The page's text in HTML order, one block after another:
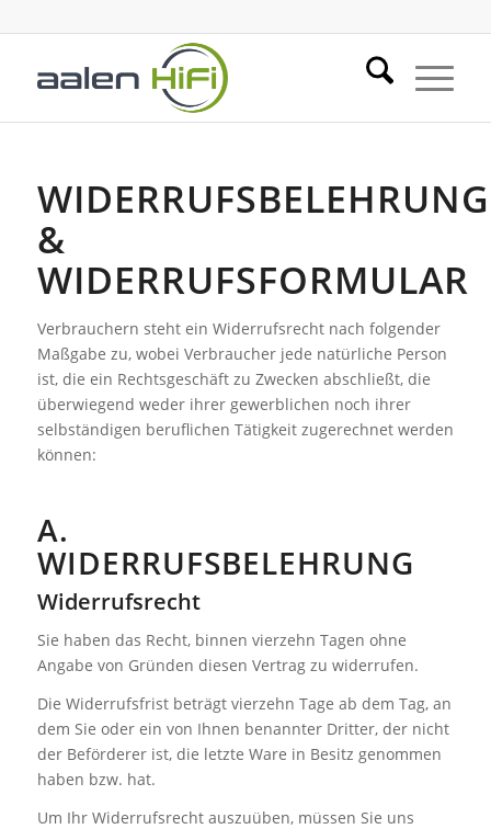
WIDERRUFSBELEHRUNG
&
WIDERRUFSFORMULAR
Verbrauchern steht ein Widerrufsrecht nach folgender
Maßgabe zu, wobei Verbraucher jede natürliche Person
ist, die ein Rechtsgeschäft zu Zwecken abschließt, die
überwiegend weder ihrer gewerblichen noch ihrer
selbständigen beruflichen Tätigkeit zugerechnet werden
können:
A.
WIDERRUFSBELEHRUNG
Widerrufsrecht
Sie haben das Recht, binnen vierzehn Tagen ohne
Angabe von Gründen diesen Vertrag zu widerrufen.
Die Widerrufsfrist beträgt vierzehn Tage ab dem Tag, an
dem Sie oder ein von Ihnen benannter Dritter, der nicht
der Beförderer ist, die letzte Ware in Besitz genommen
haben bzw. hat.
Um Ihr Widerrufsrecht auszuüben, müssen Sie uns